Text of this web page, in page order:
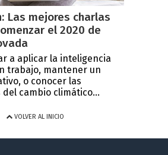
Las mejores charlas
el 2020 de
a aplicar la inteligencia
trabajo, mantener un
o conocer las
cambio climático...
VOLVER AL INICIO